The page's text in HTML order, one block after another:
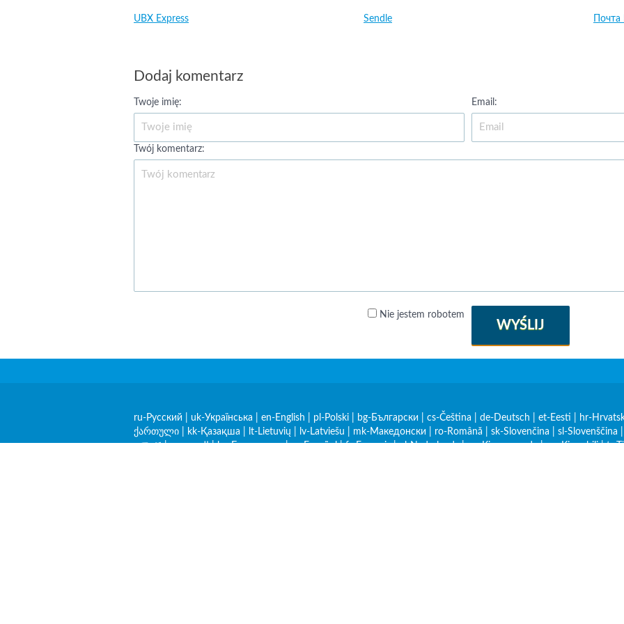
UBX Express Sendle
Dodaj komentarz
Twoje imię: Email:
Twój komentarz:
Nie jestem robotem
WYŚLIJ
ru-Русский uk-Українська en-English pl-Polski bg-Български cs-Čeština de-Deutsch et-Eesti hr-
ქართული
kk-Қазақша lt-Lietuvių lv-Latviešu mk-Македонски ro-Română sk-Slovenčina sl-Slovenščina
አማርኛ| ar-العربية|be-Беларуская|es-Español|fr-Français|nl-Nederlands|rw-Kinyarwanda|sw-Kiswahili|tr-